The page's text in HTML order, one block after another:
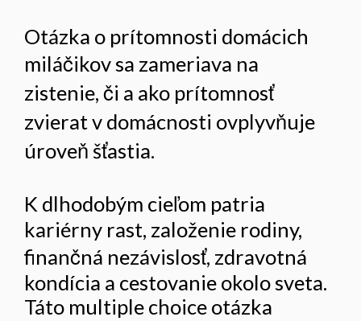
Otázka o prítomnosti domácich
miláčikov sa zameriava na
zistenie, či a ako prítomnosť
zvierat v domácnosti ovplyvňuje
úroveň šťastia.
K dlhodobým cieľom patria
kariérny rast, založenie rodiny,
finančná nezávislosť, zdravotná
kondícia a cestovanie okolo sveta.
Táto multiple choice otázka